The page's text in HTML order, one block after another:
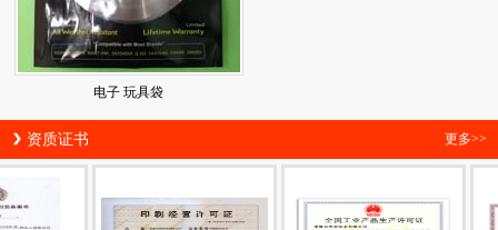
电子 玩具袋
更多>>
资质证书